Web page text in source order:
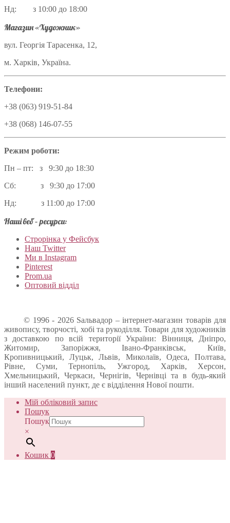
Нд: з 10:00 до 18:00
Магазин «Художник»
вул. Георгія Тарасенка, 12,
м. Харків, Україна.
Телефони:
+38 (063) 919-51-84
+38 (068) 146-07-55
Режим роботи:
Пн – пт: з 9:30 до 18:30
Сб: з 9:30 до 17:00
Нд: з 11:00 до 17:00
Наші веб – ресурси:
Строрінка у Фейсбук
Наш Twitter
Ми в Instagram
Pinterest
Prom.ua
Оптовий відділ
© 1996 - 2026 Sальвадор – інтернет-магазин товарів для
живопису, творчості, хобі та рукоділля. Товари для художників
з доставкою по всій території України: Вінниця, Дніпро,
Житомир, Запоріжжя, Івано-Франківськ, Київ,
Кропивницький, Луцьк, Львів, Миколаїв, Одеса, Полтава,
Рівне, Суми, Тернопіль, Ужгород, Харків, Херсон,
Хмельницький, Черкаси, Чернігів, Чернівці та в будь-який
інший населений пункт, де є відділення Нової пошти.
Мій обліковий запис
Пошук
Пошук
×
Кошик 0